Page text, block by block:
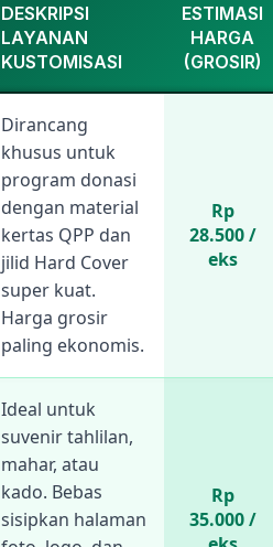
DESKRIPSI
LAYANAN
KUSTOMISASI
ESTIMASI
HARGA
(GROSIR)
Dirancang
khusus untuk
program donasi
dengan material
kertas QPP dan
jilid Hard Cover
super kuat.
Harga grosir
paling ekonomis.
Rp
28.500 /
eks
Ideal untuk
suvenir tahlilan,
mahar, atau
kado. Bebas
sisipkan halaman
Rp
35.000 /